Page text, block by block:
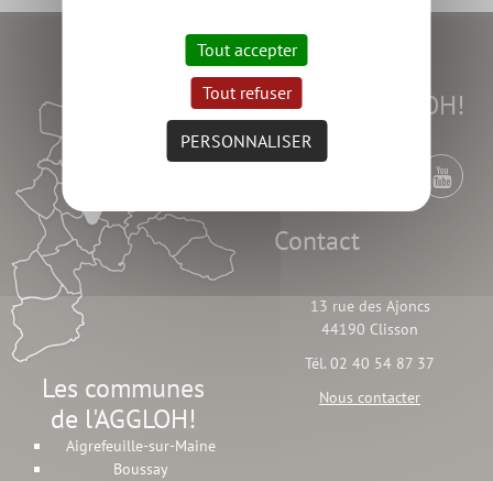
Les communes
de l'AGGLOH!
Aigrefeuille-sur-Maine
Boussay
Suivez l'AGGLOH!
Contact
13 rue des Ajoncs
44190 Clisson
Tél. 02 40 54 87 37
Nous contacter
Tout accepter
Tout refuser
PERSONNALISER